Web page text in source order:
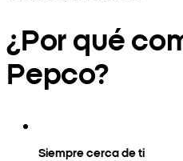
¿Por qué
Pepco?
Siempre cerca de ti